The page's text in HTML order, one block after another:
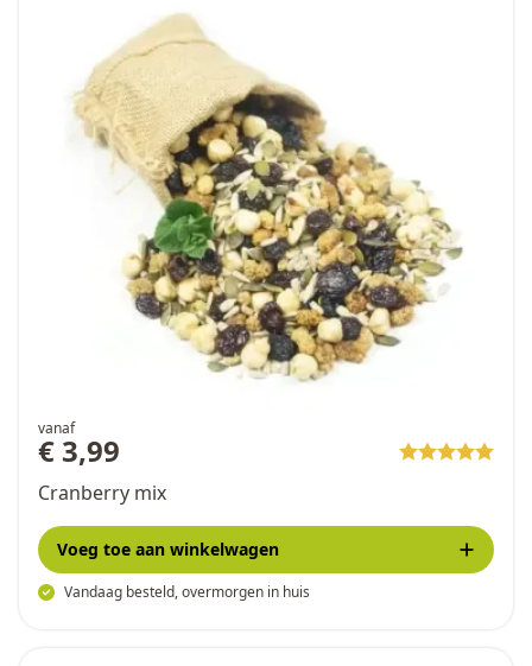
vanaf
€ 3,99
Cranberry mix
Vandaag besteld, overmorgen in huis
Voeg toe aan winkelwagen